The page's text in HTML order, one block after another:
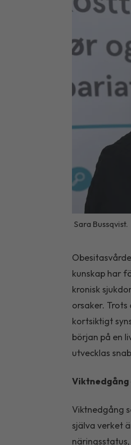
Sara Bussqvist.
kunskap har
kronisk
orsaker.
kortsiktigt
början på en
utvecklas
Viktnedgång
Viktnedgång
själva verket